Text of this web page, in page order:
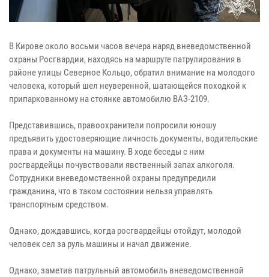
В Кирове около восьми часов вечера наряд вневедомственной
охраны Росгвардии, находясь на маршруте патрулирования в
районе улицы Северное Кольцо, обратил внимание на молодого
человека, который шел неуверенной, шатающейся походкой к
припаркованному на стоянке автомобилю ВАЗ-2109.
Представившись, правоохранители попросили юношу
предъявить удостоверяющие личность документы, водительские
права и документы на машину. В ходе беседы с ним
росгвардейцы почувствовали явственный запах алкоголя.
Сотрудники вневедомственной охраны предупредили
гражданина, что в таком состоянии нельзя управлять
транспортным средством.
Однако, дождавшись, когда росгвардейцы отойдут, молодой
человек сел за руль машины и начал движение.
Однако, заметив патрульный автомобиль вневедомственной